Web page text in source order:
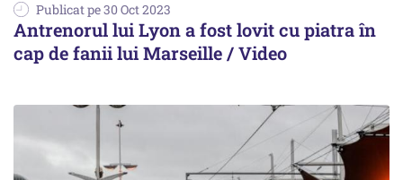
Publicat pe 30 Oct 2023
Antrenorul lui Lyon a fost lovit cu piatra în
cap de fanii lui Marseille / Video